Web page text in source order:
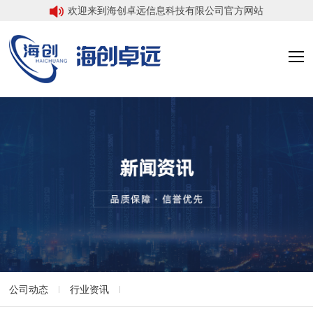
欢迎来到海创卓远信息科技有限公司官方网站
公司动态 行业资讯